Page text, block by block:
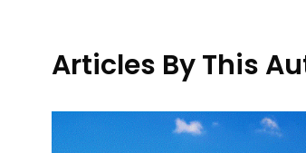
Articles By This